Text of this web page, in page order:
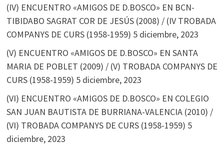
(IV) ENCUENTRO «AMIGOS DE D.BOSCO» EN BCN-
TIBIDABO SAGRAT COR DE JESÚS (2008) / (IV TROBADA
COMPANYS DE CURS (1958-1959) 5 diciembre, 2023
(V) ENCUENTRO «AMIGOS DE D.BOSCO» EN SANTA
MARIA DE POBLET (2009) / (V) TROBADA COMPANYS DE
CURS (1958-1959) 5 diciembre, 2023
(VI) ENCUENTRO «AMIGOS DE D.BOSCO» EN COLEGIO
SAN JUAN BAUTISTA DE BURRIANA-VALENCIA (2010) /
(VI) TROBADA COMPANYS DE CURS (1958-1959) 5
diciembre, 2023